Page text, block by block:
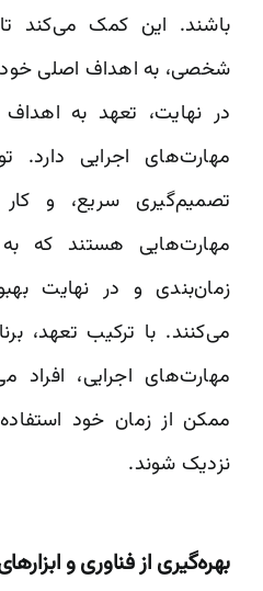
باشند. این کمک می‌کند
شخصی، به اهداف اصلی خود
در نهایت، تعهد به اهداف
مهارت‌های اجرایی دارد.
تصمیم‌گیری سریع، و
مهارت‌هایی هستند که
زمان‌بندی و در نهایت
می‌کنند. با ترکیب تعهد،
مهارت‌های اجرایی، افراد
ممکن از زمان خود
نزدیک شوند.
بهره‌گیری از فناوری و